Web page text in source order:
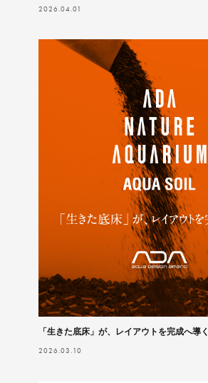
2026.04.01
「生きた底床」が、レイアウトを完成へ導く
2026.03.10